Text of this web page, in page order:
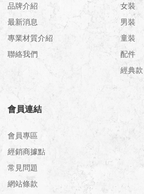
品牌介紹
最新消息
專業材質介紹
聯絡我們
女裝
男裝
童裝
配件
經典款
會員連結
會員專區
經銷商據點
常見問題
網站條款